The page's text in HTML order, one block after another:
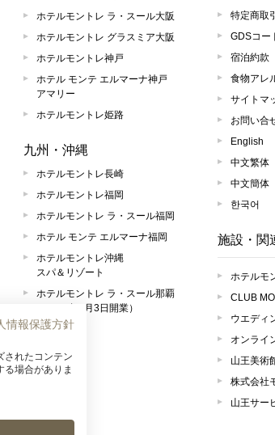
ホテルモントレ ラ・スール大阪
ホテルモントレ グラスミア大阪
ホテルモントレ神戸
ホテル モンテ エルマーナ神戸
アマリー
ホテルモントレ姫路
九州・沖縄
ホテルモントレ長崎
ホテルモントレ福岡
ホテルモントレ ラ・スール福岡
ホテル モンテ エルマーナ福岡
ホテルモントレ沖縄
スパ＆リゾート
ホテルモントレ ラ・スール那覇
（2026年4月3日開業）
特定商取
GDSコー
宿泊約款
食物アレ
サイトマ
お問い合
English
中文繁体
中文簡体
한국어
施設・関
ホテルモ
CLUB
ウエディ
オンライ
山王美術
株式会社
山王サー
情報保護方針
されたコンテン
場合がありま